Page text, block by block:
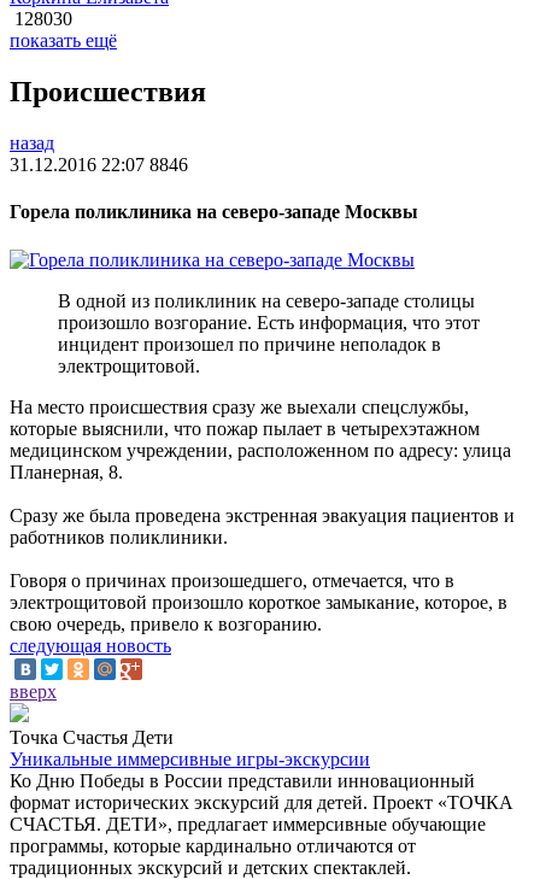
128030
показать ещё
Происшествия
назад
31.12.2016 22:07 8846
Горела поликлиника на северо-западе Москвы
В одной из поликлиник на северо-западе столицы
произошло возгорание. Есть информация, что этот
инцидент произошел по причине неполадок в
электрощитовой.
На место происшествия сразу же выехали спецслужбы,
которые выяснили, что пожар пылает в четырехэтажном
медицинском учреждении, расположенном по адресу: улица
Планерная, 8.
Сразу же была проведена экстренная эвакуация пациентов и
работников поликлиники.
Говоря о причинах произошедшего, отмечается, что в
электрощитовой произошло короткое замыкание, которое, в
свою очередь, привело к возгоранию.
следующая новость
вверх
Точка Счастья Дети
Уникальные иммерсивные игры-экскурсии
Ко Дню Победы в России представили инновационный
формат исторических экскурсий для детей. Проект «ТОЧКА
СЧАСТЬЯ. ДЕТИ», предлагает иммерсивные обучающие
программы, которые кардинально отличаются от
традиционных экскурсий и детских спектаклей.